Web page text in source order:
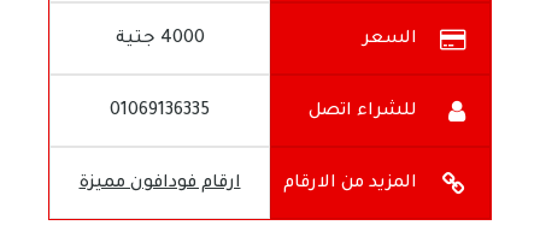
السعر 4000 جتية
للشراء اتصل
على
01069136335
المزيد من الارقام ارقام فودافون مميزة